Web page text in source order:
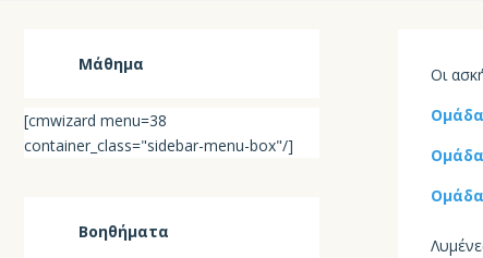
Μάθημα
[cmwizard menu=38
container_class="sidebar-menu-box"/]
Βοηθήματα
Οια